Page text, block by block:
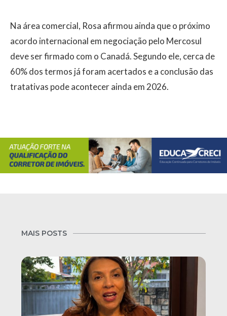
Na área comercial, Rosa afirmou ainda que o próximo
acordo internacional em negociação pelo Mercosul
deve ser firmado com o Canadá. Segundo ele, cerca de
60% dos termos já foram acertados e a conclusão das
tratativas pode acontecer ainda em 2026.
MAIS POSTS